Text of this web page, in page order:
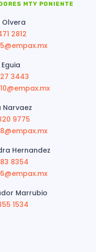
MTY PONIENTE
2812
3443
Narvaez
9775
Hernandez
8354
Marrubio
1534